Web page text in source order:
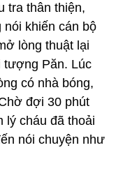
tra thân thiện,
khiến cán bộ
lòng thuật lại
tượng Păn. Lúc
có nhà bóng,
đợi 30 phút
lý cháu đã thoải
nói chuyện như